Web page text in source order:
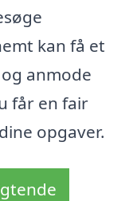
kan få et
anmode
får en fair
opgaver.